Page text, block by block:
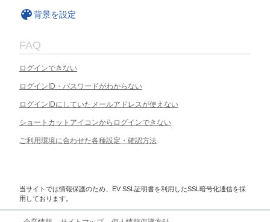
背景を設定
FAQ
ログインできない
ログインID・パスワードがわからない
ログインIDにしていたメールアドレスが使えない
ショートカットアイコンからログインできない
ご利用環境に合わせた各種設定・確認方法
当サイトでは情報保護のため、EV SSL証明書を利用したSSL暗号化通信を採
用しております。